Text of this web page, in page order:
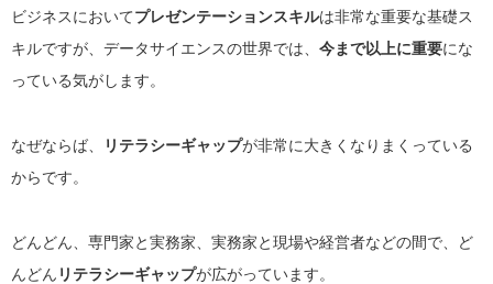
ビジネスにおいてプレゼンテーションスキルは非常な重要な基礎ス
キルですが、データサイエンスの世界では、 今まで以上に重要にな
っている気がします。
なぜならば、 リテラシーギャップが非常に大きくなりまくっている
からです。
どんどん、専門家と実務家、実務家と現場や経営者などの間で、ど
んどん リテラシーギャップが広がっています。